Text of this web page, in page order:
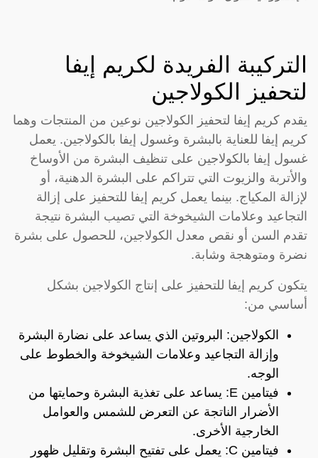
التركيبة الفريدة لكريم إيفا
لتحفيز الكولاجين
يقدم كريم إيفا لتحفيز الكولاجين نوعين من المنتجات وهما
كريم إيفا للعناية بالبشرة وغسول إيفا بالكولاجين. يعمل
غسول إيفا بالكولاجين على تنظيف البشرة من الأوساخ
والأتربة والزيوت التي تتراكم على البشرة الدهنية، أو
لإزالة المكياج. بينما يعمل كريم إيفا للتحفيز على إزالة
التجاعيد وعلامات الشيخوخة التي تصيب البشرة نتيجة
تقدم السن أو نقص معدل الكولاجين، للحصول على بشرة
نضرة ومتوهجة وشابة.
يتكون كريم إيفا للتحفيز على إنتاج الكولاجين بشكل
أساسي من:
الكولاجين: البروتين الذي يساعد على نضارة البشرة
وإزالة التجاعيد وعلامات الشيخوخة والخطوط على
الوجه.
فيتامين E: يساعد على تغذية البشرة وحمايتها من
الأضرار الناتجة عن التعرض للشمس والعوامل
الخارجية الأخرى.
فيتامين C: يعمل على تفتيح البشرة وتقليل ظهور